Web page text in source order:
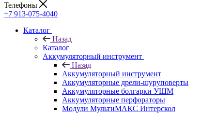
Телефоны
+7 913-075-4040
Каталог
Назад
Каталог
Аккумуляторный инструмент
Назад
Аккумуляторный инструмент
Аккумуляторные дрели-шуруповерты
Аккумуляторные болгарки УШМ
Аккумуляторные перфораторы
Модули МультиМАКС Интерскол